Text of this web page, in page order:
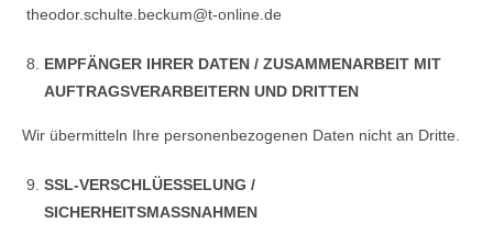
theodor.schulte.beckum@t-online.de
EMPFÄNGER IHRER DATEN / ZUSAMMENARBEIT MIT
AUFTRAGSVERARBEITERN UND DRITTEN
Wir übermitteln Ihre personenbezogenen Daten nicht an Dritte.
SSL-VERSCHLÜESSELUNG /
SICHERHEITSMASSNAHMEN